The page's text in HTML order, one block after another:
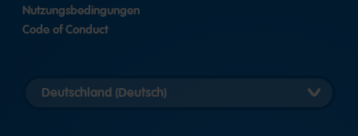
Nutzungsbedingungen
Code of Conduct
Länderversion
auswählen